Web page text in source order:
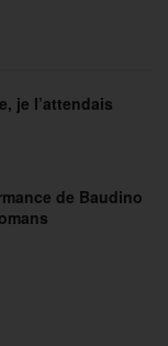
je l’attendais
de Baudino